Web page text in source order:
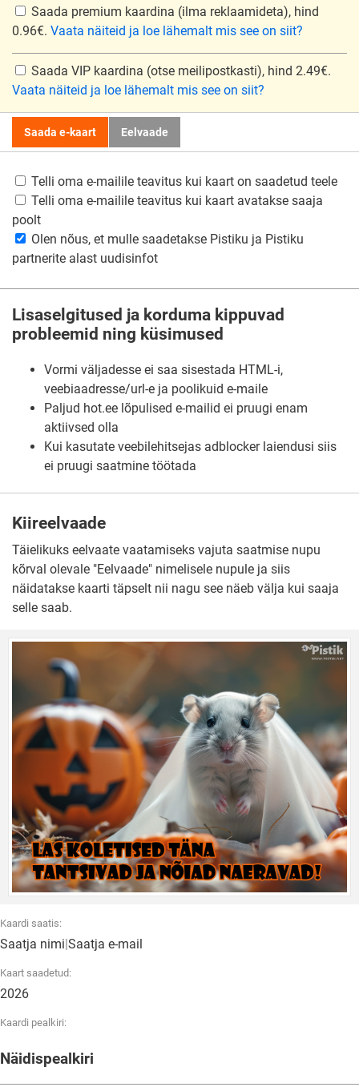
Saada premium kaardina (ilma reklaamideta), hind
0.96€. Vaata näiteid ja loe lähemalt mis see on siit?
Saada VIP kaardina (otse meilipostkasti), hind 2.49€.
Vaata näiteid ja loe lähemalt mis see on siit?
Saada e-kaart Eelvaade
Telli oma e-mailile teavitus kui kaart on saadetud teele
Telli oma e-mailile teavitus kui kaart avatakse saaja
poolt
Olen nõus, et mulle saadetakse Pistiku ja Pistiku
partnerite alast uudisinfot
Lisaselgitused ja korduma kippuvad
probleemid ning küsimused
Vormi väljadesse ei saa sisestada HTML-i,
veebiaadresse/url-e ja poolikuid e-maile
Paljud hot.ee lõpulised e-mailid ei pruugi enam
aktiivsed olla
Kui kasutate veebilehitsejas adblocker laiendusi siis
ei pruugi saatmine töötada
Kiireelvaade
Täielikuks eelvaate vaatamiseks vajuta saatmise nupu
kõrval olevale "Eelvaade" nimelisele nupule ja siis
näidatakse kaarti täpselt nii nagu see näeb välja kui saaja
selle saab.
Kaardi saatis:
Saatja nimi Saatja e-mail
Kaart saadetud:
2026
Kaardi pealkiri:
Näidispealkiri